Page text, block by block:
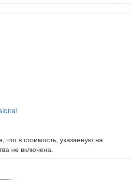
в стоимость, указанную на
не включена.